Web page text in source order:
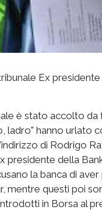
Ex
è stato accolto da
ladro" hanno urlato
di Rodrigo
della
la banca di
mentre questi poi
in Borsa al